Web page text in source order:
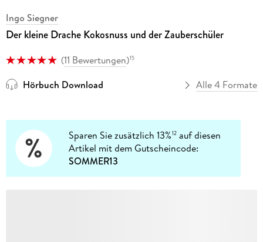
Ingo Siegner
Der kleine Drache Kokosnuss und der Zauberschüler
(11 Bewertungen)15
Hörbuch Download Alle 4 Formate
Sparen Sie zusätzlich 13%12 auf diesen
Artikel mit dem Gutscheincode:
SOMMER13